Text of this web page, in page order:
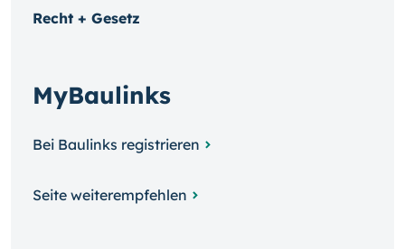
Recht + Gesetz
MyBaulinks
Bei Baulinks registrieren
Seite weiterempfehlen